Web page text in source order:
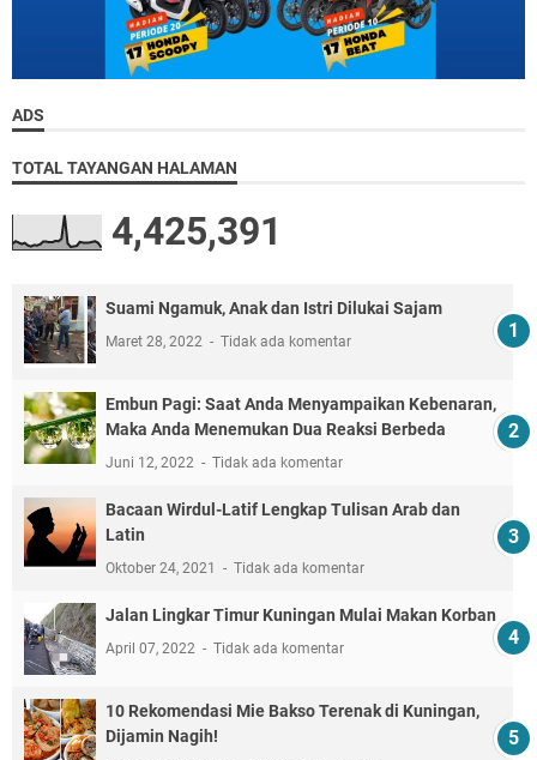
ADS
TOTAL TAYANGAN HALAMAN
4,425,391
Suami Ngamuk, Anak dan Istri Dilukai Sajam
Maret 28, 2022 Tidak ada komentar
Embun Pagi: Saat Anda Menyampaikan Kebenaran,
Maka Anda Menemukan Dua Reaksi Berbeda
Juni 12, 2022 Tidak ada komentar
Bacaan Wirdul-Latif Lengkap Tulisan Arab dan
Latin
Oktober 24, 2021 Tidak ada komentar
Jalan Lingkar Timur Kuningan Mulai Makan Korban
April 07, 2022 Tidak ada komentar
10 Rekomendasi Mie Bakso Terenak di Kuningan,
Dijamin Nagih!